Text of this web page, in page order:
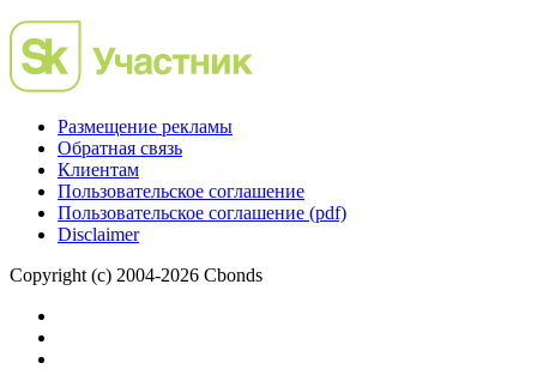
Размещение рекламы
Обратная связь
Клиентам
Пользовательское соглашение
Пользовательское соглашение (pdf)
Disclaimer
Copyright (c) 2004-2026 Cbonds